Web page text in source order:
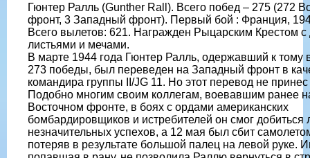
Гюнтер Ралль (Gunther Rall). Всего побед – 275 (272
фронт, 3 Западный фронт). Первый бой : Франция,
Всего вылетов: 621. Награжден Рыцарским Крестом
листьями и мечами.
В марте 1944 года Гюнтер Ралль, одержавший к тому
273 победы, был переведен на Западный фронт в
командира группы II/JG 11. Но этот перевод не
Подобно многим своим коллегам, воевавшим ранее
Восточном фронте, в боях с ордами американских
бомбардировщиков и истребителей он смог добиться
незначительных успехов, а 12 мая был сбит
потеряв в результате большой палец на левой руке.